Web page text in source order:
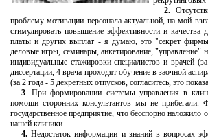
2.
проблему мотивации персонала актуальной, на мой
стимулировать повышение эффективности и качества
платы и других выплат - я думаю, это "секрет
деловые игры, семинары, анкетирование,
индивидуальные стажировки специалистов и врачей
диссертации, 4 врача проходят обучение в заочной
(за 2 года - 5 декретных отпусков, согласитесь, это
3. При формировании системы управления в
помощи сторонних консультантов мы не
государственное предприятие, что бесспорно
нашей клиники.
4. Недостаток информации и знаний в вопросах